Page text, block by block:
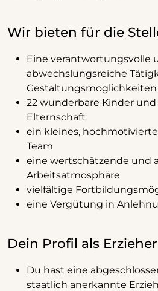
Wir bieten für die
Eine verantwortungsvolle
abwechslungsreiche
Gestaltungsmöglichkeiten
22 wunderbare Kinder
Elternschaft
ein kleines,
Team
eine wertschätzende und
Arbeitsatmosphäre
vielfältige
eine Vergütung in
Dein Profil als
Du hast eine
staatlich anerkannte